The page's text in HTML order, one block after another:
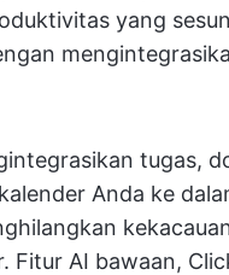
yang
tugas,
Anda ke
Fitur AI bawaan,